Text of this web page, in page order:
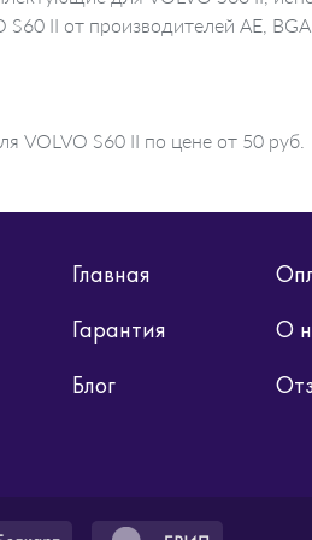
II от производителей AE, BGA
VOLVO S60 II по цене от 50 руб.
Главная
Гарантия
О
Блог